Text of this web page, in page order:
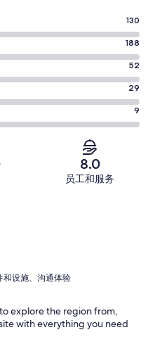
130
188
52
29
9
8.0
员工和服务
和设施、沟通体验
explore the region from,
with everything you need